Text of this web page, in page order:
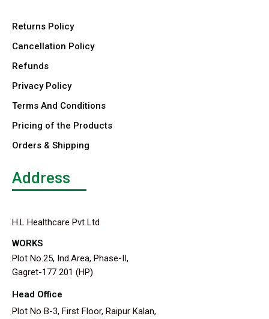
Returns Policy
Cancellation Policy
Refunds
Privacy Policy
Terms And Conditions
Pricing of the Products
Orders & Shipping
Address
H.L Healthcare Pvt Ltd
WORKS
Plot No.25, Ind.Area, Phase-II,
Gagret-177 201 (HP)
Head Office
Plot No B-3, First Floor, Raipur Kalan,